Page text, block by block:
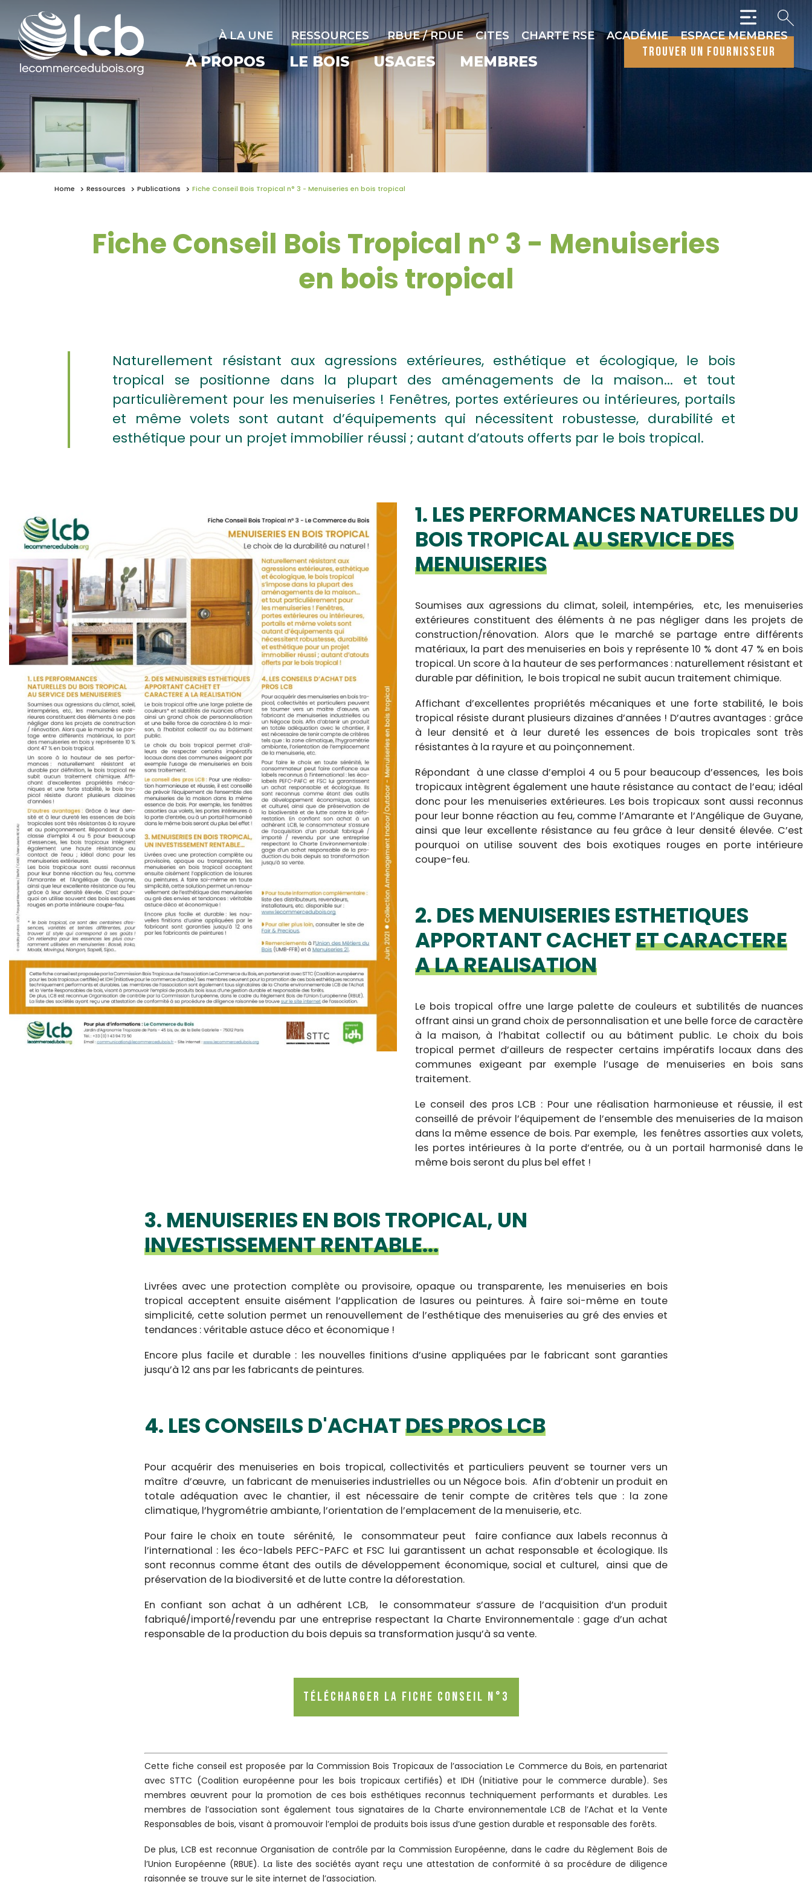
À LA UNE RESSOURCES RBUE / RDUE CITES CHARTE RSE ACADÉMIE ESPACE MEMBRES
À PROPOS LE BOIS USAGES MEMBRES
trouver un fournisseur
Home Ressources Publications Fiche Conseil Bois Tropical n° 3 - Menuiseries en bois tropical
Fiche Conseil Bois Tropical n° 3 - Menuiseries
en bois tropical
Naturellement résistant aux agressions extérieures, esthétique et écologique, le bois
tropical se positionne dans la plupart des aménagements de la maison... et tout
particulièrement pour les menuiseries ! Fenêtres, portes extérieures ou intérieures, portails
et même volets sont autant d’équipements qui nécessitent robustesse, durabilité et
esthétique pour un projet immobilier réussi ; autant d’atouts offerts par le bois tropical.
1. LES PERFORMANCES NATURELLES DU
BOIS TROPICALAU SERVICE DES
MENUISERIES
Soumises aux agressions du climat, soleil, intempéries, etc, les menuiseries
extérieures constituent des éléments à ne pas négliger dans les projets de
construction/rénovation. Alors que le marché se partage entre différents
matériaux, la part des menuiseries en bois y représente 10 % dont 47 % en bois
tropical. Un score à la hauteur de ses performances : naturellement résistant et
durable par définition, le bois tropical ne subit aucun traitement chimique.
Affichant d’excellentes propriétés mécaniques et une forte stabilité, le bois
tropical résiste durant plusieurs dizaines d’années ! D’autres avantages : grâce
à leur densité et à leur dureté les essences de bois tropicales sont très
résistantes à la rayure et au poinçonnement.
Répondant à une classe d’emploi 4 ou 5 pour beaucoup d’essences, les bois
tropicaux intègrent également une haute résistance au contact de l’eau; idéal
donc pour les menuiseries extérieures. Les bois tropicaux sont aussi reconnus
pour leur bonne réaction au feu, comme l’Amarante et l’Angélique de Guyane,
ainsi que leur excellente résistance au feu grâce à leur densité élevée. C’est
pourquoi on utilise souvent des bois exotiques rouges en porte intérieure
coupe-feu.
2. DES MENUISERIES ESTHETIQUES
APPORTANT CACHETET CARACTERE
A LA REALISATION
Le bois tropical offre une large palette de couleurs et subtilités de nuances
offrant ainsi un grand choix de personnalisation et une belle force de caractère
à la maison, à l’habitat collectif ou au bâtiment public. Le choix du bois
tropical permet d’ailleurs de respecter certains impératifs locaux dans des
communes exigeant par exemple l’usage de menuiseries en bois sans
traitement.
Le conseil des pros LCB : Pour une réalisation harmonieuse et réussie, il est
conseillé de prévoir l’équipement de l’ensemble des menuiseries de la maison
dans la même essence de bois. Par exemple, les fenêtres assorties aux volets,
les portes intérieures à la porte d’entrée, ou à un portail harmonisé dans le
même bois seront du plus bel effet !
3. MENUISERIES EN BOIS TROPICAL, UN
INVESTISSEMENT RENTABLE...
Livrées avec une protection complète ou provisoire, opaque ou transparente, les menuiseries en bois
tropical acceptent ensuite aisément l’application de lasures ou peintures. À faire soi-même en toute
simplicité, cette solution permet un renouvellement de l’esthétique des menuiseries au gré des envies et
tendances : véritable astuce déco et économique !
Encore plus facile et durable : les nouvelles finitions d’usine appliquées par le fabricant sont garanties
jusqu’à 12 ans par les fabricants de peintures.
4. LES CONSEILS D'ACHATDES PROS LCB
Pour acquérir des menuiseries en bois tropical, collectivités et particuliers peuvent se tourner vers un
maître d’œuvre, un fabricant de menuiseries industrielles ou un Négoce bois. Afin d’obtenir un produit en
totale adéquation avec le chantier, il est nécessaire de tenir compte de critères tels que : la zone
climatique, l’hygrométrie ambiante, l’orientation de l’emplacement de la menuiserie, etc.
Pour faire le choix en toute sérénité, le consommateur peut faire confiance aux labels reconnus à
l’international : les éco-labels PEFC-PAFC et FSC lui garantissent un achat responsable et écologique. Ils
sont reconnus comme étant des outils de développement économique, social et culturel, ainsi que de
préservation de la biodiversité et de lutte contre la déforestation.
En confiant son achat à un adhérent LCB, le consommateur s’assure de l’acquisition d’un produit
fabriqué/importé/revendu par une entreprise respectant la Charte Environnementale : gage d’un achat
responsable de la production du bois depuis sa transformation jusqu’à sa vente.
Télécharger la fiche conseil n°3
Cette fiche conseil est proposée par la Commission Bois Tropicaux de l’association Le Commerce du Bois, en partenariat
avec STTC (Coalition européenne pour les bois tropicaux certifiés) et IDH (Initiative pour le commerce durable). Ses
membres œuvrent pour la promotion de ces bois esthétiques reconnus techniquement performants et durables. Les
membres de l’association sont également tous signataires de la Charte environnementale LCB de l’Achat et la Vente
Responsables de bois, visant à promouvoir l’emploi de produits bois issus d’une gestion durable et responsable des forêts.
De plus, LCB est reconnue Organisation de contrôle par la Commission Européenne, dans le cadre du Règlement Bois de
l’Union Européenne (RBUE). La liste des sociétés ayant reçu une attestation de conformité à sa procédure de diligence
raisonnée se trouve sur le site internet de l’association.